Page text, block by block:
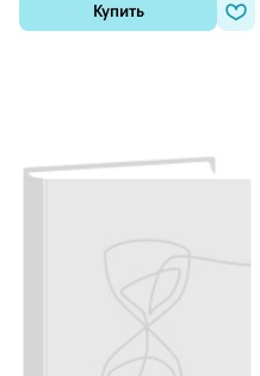
Купить